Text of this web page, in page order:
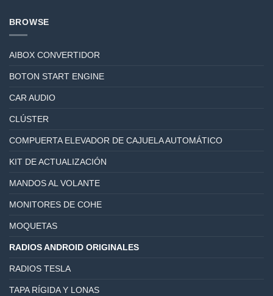
BROWSE
AIBOX CONVERTIDOR
BOTON START ENGINE
CAR AUDIO
CLÚSTER
COMPUERTA ELEVADOR DE CAJUELA AUTOMÁTICO
KIT DE ACTUALIZACIÓN
MANDOS AL VOLANTE
MONITORES DE COHE
MOQUETAS
RADIOS ANDROID ORIGINALES
RADIOS TESLA
TAPA RÍGIDA Y LONAS